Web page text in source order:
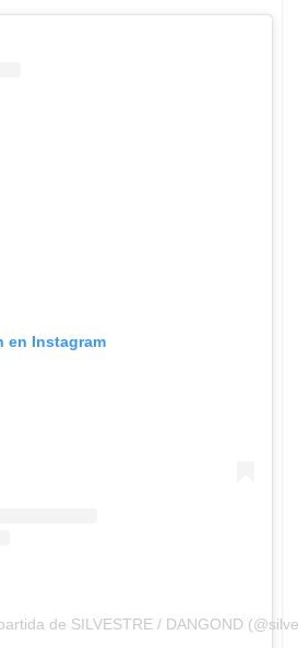
en Instagram
de SILVESTRE / DANGOND